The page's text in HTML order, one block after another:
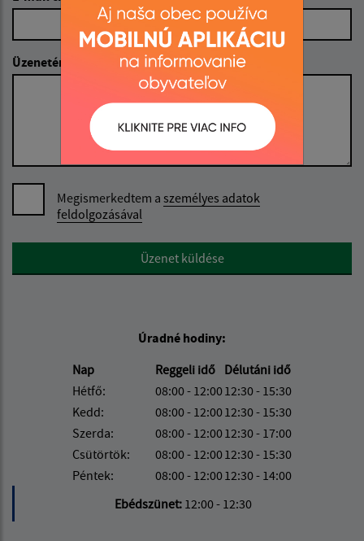
Üzenetének szövege (povinné)
Megismerkedtem a személyes adatok
feldolgozásával
Google reCaptcha ResponseÜzenet küldése
Úradné hodiny:
Nap
Reggeli idő Délutáni idő
Hétfő:
08:00 - 12:0012:30 - 15:30
Kedd:
08:00 - 12:0012:30 - 15:30
Szerda:
08:00 - 12:0012:30 - 17:00
Csütörtök:
08:00 - 12:0012:30 - 15:30
Péntek:
08:00 - 12:0012:30 - 14:00
Ebédszünet: 12:00 - 12:30